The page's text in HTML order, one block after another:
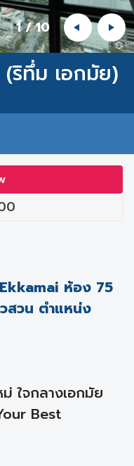
1/10
(ริทึ่ม เอกมัย)
ห้อง 75
สวน ตำแหน่ง
ใจกลางเอกมัย
Best